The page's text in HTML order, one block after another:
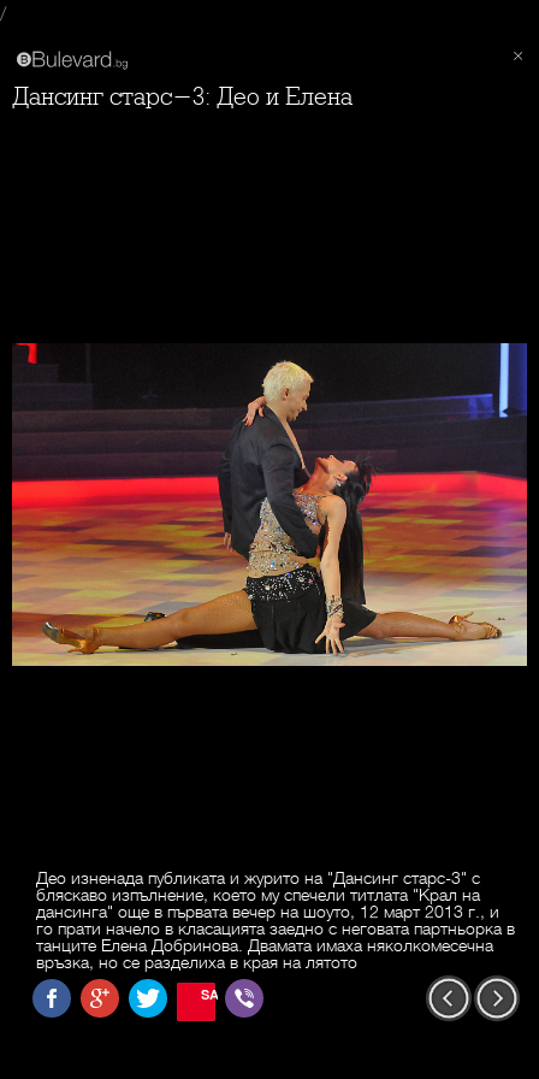
/
Дансинг старс-3: Део и Елена
Део изненада публиката и журито на "Дансинг старс-3" с
бляскаво изпълнение, което му спечели титлата "Крал на
дансинга" още в първата вечер на шоуто, 12 март 2013 г., и
го прати начело в класацията заедно с неговата партньорка в
танците Елена Добринова. Двамата имаха няколкомесечна
връзка, но се разделиха в края на лятото
SAVE